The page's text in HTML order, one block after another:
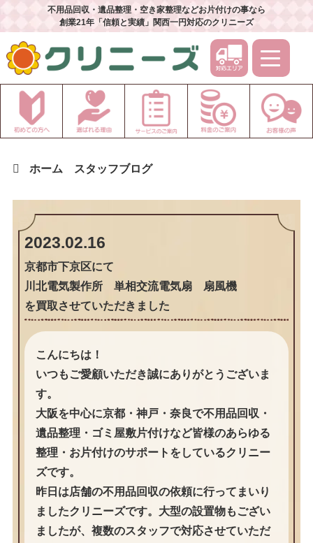
不用品回収・遺品整理・空き家整理などお片付けの事なら
創業21年「信頼と実績」関西一円対応のクリニーズ
ホーム スタッフブログ
2023.02.16
京都市下京区にて
川北電気製作所 単相交流電気扇 扇風機
を買取させていただきました
こんにちは！
いつもご愛顧いただき誠にありがとうございま
す。
大阪を中心に京都・神戸・奈良で不用品回収・
遺品整理・ゴミ屋敷片付けなど皆様のあらゆる
整理・お片付けのサポートをしているクリニー
ズです。
昨日は店舗の不用品回収の依頼に行ってまいり
ましたクリニーズです。大型の設置物もござい
ましたが、複数のスタッフで対応させていただ